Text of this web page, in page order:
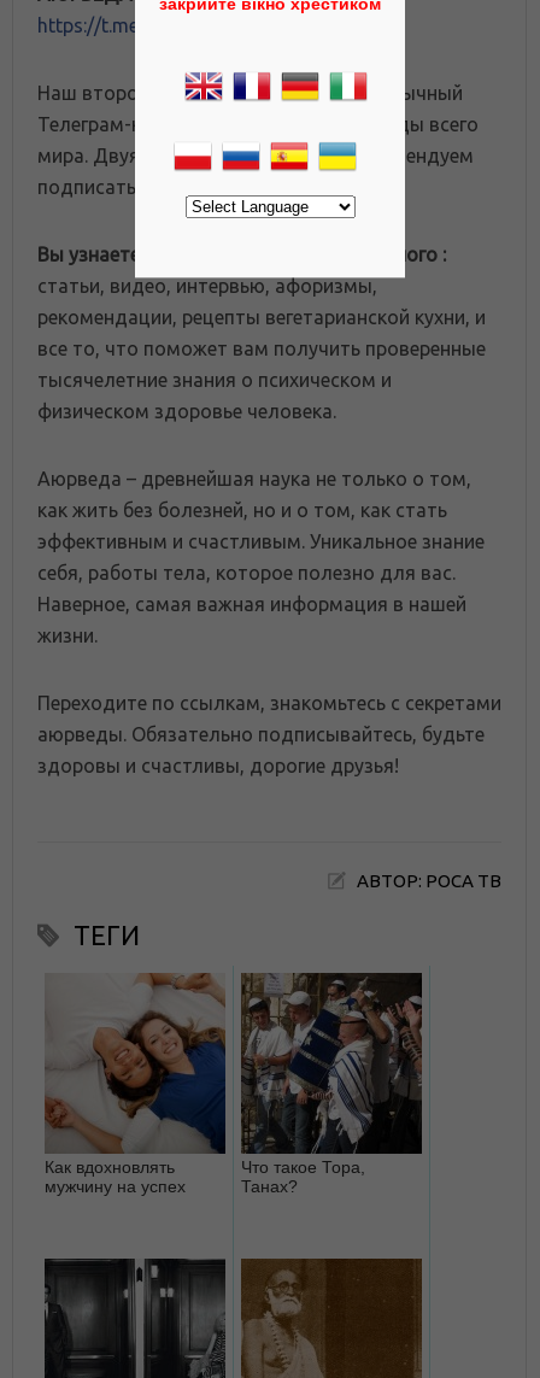
https://t.me/ayurveda_rosa
Наш второй, международный русскоязычный
Телеграм-канал для любителей аюрведы всего
мира. Двуязычным согражданам рекомендуем
подписаться на оба канала.
Вы узнаете много интересного и полезного :
статьи, видео, интервью, афоризмы,
рекомендации, рецепты вегетарианской кухни, и
все то, что поможет вам получить проверенные
тысячелетние знания о психическом и
физическом здоровье человека.
Аюрведа – древнейшая наука не только о том,
как жить без болезней, но и о том, как стать
эффективным и счастливым. Уникальное знание
себя, работы тела, которое полезно для вас.
Наверное, самая важная информация в нашей
жизни.
Переходите по ссылкам, знакомьтесь с секретами
аюрведы. Обязательно подписывайтесь, будьте
здоровы и счастливы, дорогие друзья!
АВТОР: РОСА ТВ
ТЕГИ
Как вдохновлять
мужчину на успех
Что такое Тора,
Танах?
закрийте вікно хрестиком